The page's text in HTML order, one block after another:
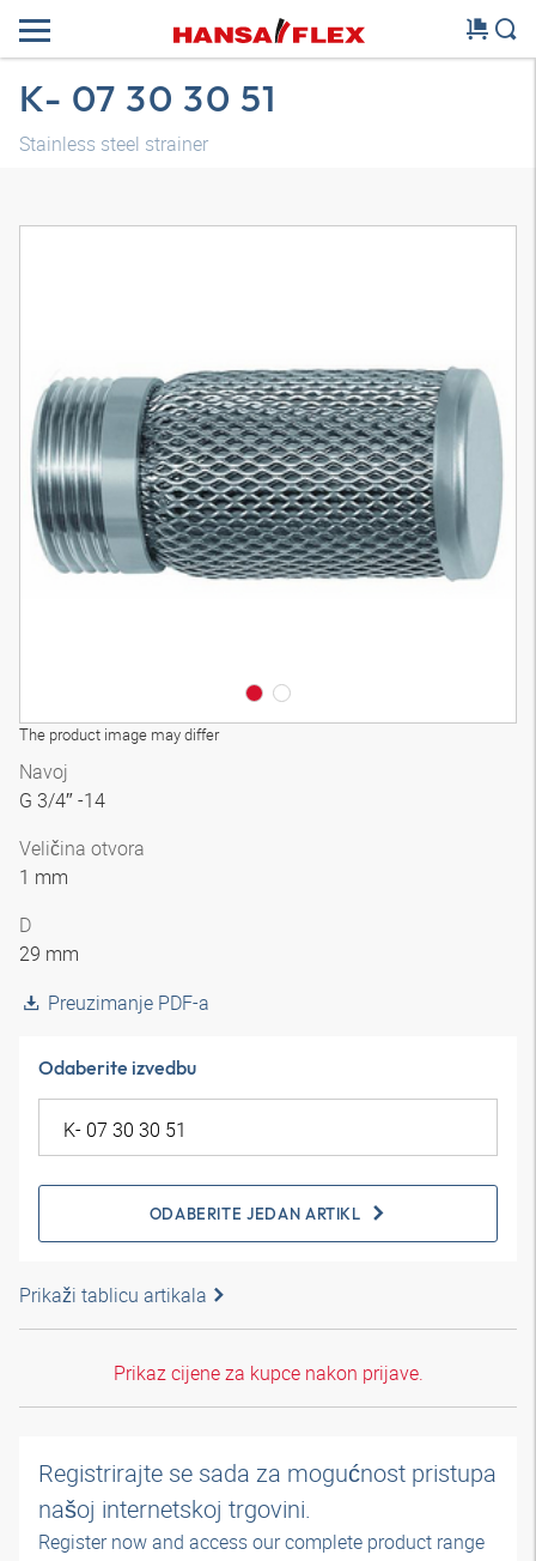
K- 07 30 30 51
Stainless steel strainer
The product image may differ
Navoj
G 3/4″ -14
Veličina otvora
1 mm
D
29 mm
Preuzimanje PDF-a
Odaberite izvedbu
ODABERITE JEDAN ARTIKL
Prikaži tablicu artikala
Prikaz cijene za kupce nakon prijave.
Registrirajte se sada za mogućnost pristupa
našoj internetskoj trgovini.
Register now and access our complete product range